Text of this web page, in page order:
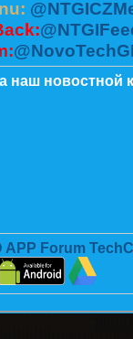
наш новостной
APP Forum